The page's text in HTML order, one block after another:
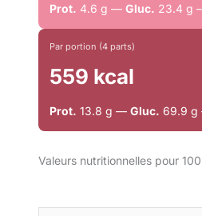
Prot. 4.6 g — Gluc. 23.4 g
Par portion (4 parts)
559 kcal
Prot. 13.8 g — Gluc. 69.9
Valeurs nutritionnelles pour